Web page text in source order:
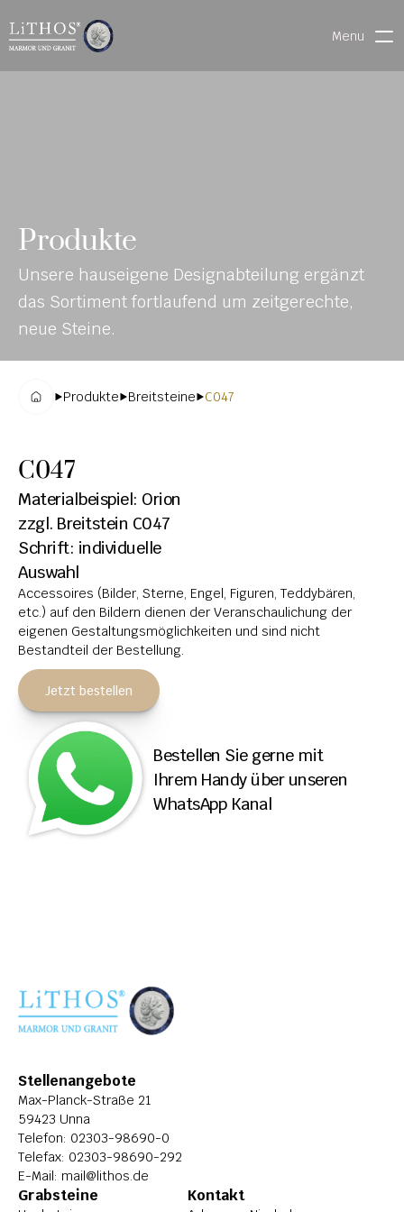
Menu
INE-
KAT
ALO
G
MATERIALIEN
STEINMETZFINDER
3D-KONFIGURATOR
DOWNLOADS
DENKMALE
MAGRADO
KOLUMBARIEN
BREITSTEINE
LIEGESTEINE
URNENANLAGEN
LEUCHTGRABMALE
ACCESSOIRES
KONTAKT
ADRESSEN NIEDERLASSUNGEN
ÖFFNUNGSZEITEN
IMPRESSUM
ÜBER LITHOS
Produkte
Unsere hauseigene Designabteilung ergänzt
das Sortiment fortlaufend um zeitgerechte,
neue Steine.
Produkte Breitsteine C047
C047
Materialbeispiel: Orion
zzgl. Breitstein C047
Schrift: individuelle
Auswahl
Accessoires (Bilder, Sterne, Engel, Figuren, Teddybären,
etc.) auf den Bildern dienen der Veranschaulichung der
eigenen Gestaltungsmöglichkeiten und sind nicht
Bestandteil der Bestellung.
Jetzt bestellen
Bestellen Sie gerne mit
Ihrem Handy über unseren
WhatsApp Kanal
Stellenangebote
Max-Planck-Straße 21
59423 Unna
Telefon: 02303-98690-0
Telefax: 02303-98690-292
E-Mail: mail@lithos.de
Grabsteine Kontakt